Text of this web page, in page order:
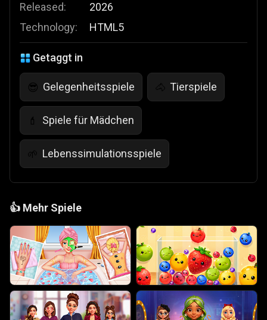
Released:
Technology:
2026
HTML5
Getaggt in
😎 Gelegenheitsspiele 🐴 Tierspiele
💄 Spiele für Mädchen
🌱 Lebenssimulationsspiele
👍 Mehr Spiele